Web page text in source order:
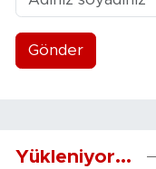
Gönder
Yükleniyor...